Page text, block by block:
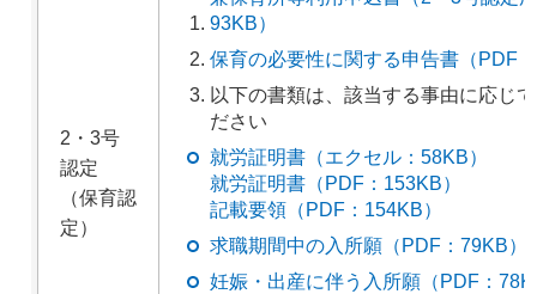
2・3号
認定
（保育認
定）
93KB）
保育の必要性に関する申告書（PDF
以下の書類は、該当する事由に応じ
ださい
就労証明書（エクセル：58KB）
就労証明書（PDF：153KB）
記載要領（PDF：154KB）
求職期間中の入所願（PDF：79KB）
妊娠・出産に伴う入所願（PDF：